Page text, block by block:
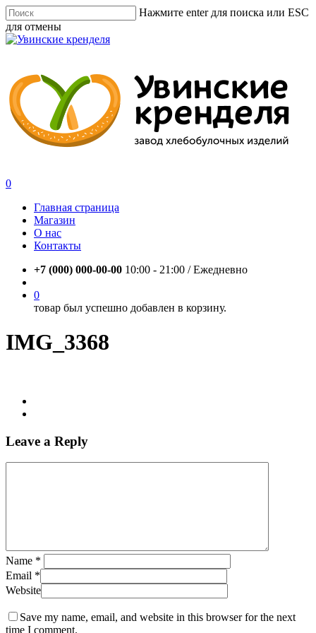
Skip
to
main
Нажмите enter для поиска или ESC
для отмены
Close
account
0
Главная страница
Магазин
О нас
Контакты
+7 (000) 000-00-00 10:00 - 21:00 / Eжедневно
0
товар был успешно добавлен в корзину.
IMG_3368
Leave a Reply
Name *
Email *
Website
Save my name, email, and website in this browser for the next
time I comment.